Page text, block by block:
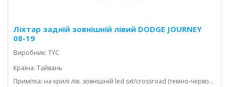
Ліхтар задній зовнішній лівий DODGE JOURNEY
08-19
Виробник: TYC
Країна: Тайвань
Примітка: на крилі лів. зовнішній led sxt/crossroad (темно-червоний)